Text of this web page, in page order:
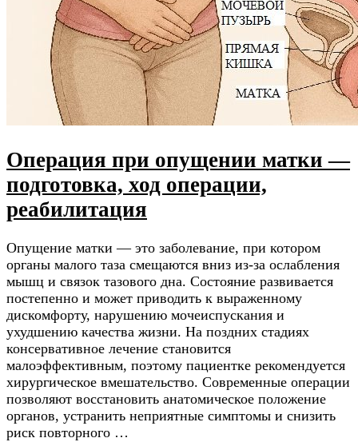
Операция при опущении матки —
подготовка, ход операции,
реабилитация
Опущение матки — это заболевание, при котором
органы малого таза смещаются вниз из-за ослабления
мышц и связок тазового дна. Состояние развивается
постепенно и может приводить к выраженному
дискомфорту, нарушению мочеиспускания и
ухудшению качества жизни. На поздних стадиях
консервативное лечение становится
малоэффективным, поэтому пациентке рекомендуется
хирургическое вмешательство. Современные операции
позволяют восстановить анатомическое положение
органов, устранить неприятные симптомы и снизить
риск повторного …